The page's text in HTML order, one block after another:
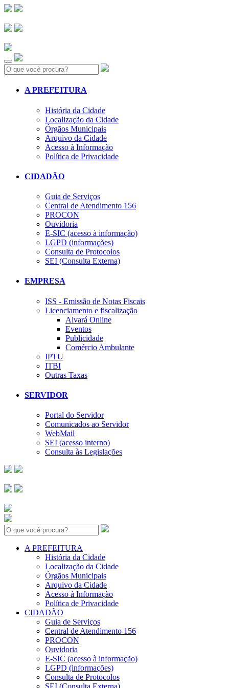
Search:
A PREFEITURA
História da Cidade
Localização da Cidade
Órgãos Municipais
Arquivo da Cidade
Acesso à Informação
Política de Privacidade
CIDADÃO
Guia de Serviços
Central de Atendimento 156
PROCON
Ouvidoria
E-SIC (acesso à informação)
LGPD (informações)
Consulta de Protocolos
SEI (Consulta Externa)
EMPRESA
ISS - Emissão de Notas Fiscais
Licenciamento e fiscalização
Alvará Online
Eventos
Publicidade
Comércio Ambulante
IPTU
ITBI
Outras Taxas
SERVIDOR
Portal do Servidor
Comunicados ao Servidor
WebMail
SEI (acesso interno)
Consulta às Legislações
Search:
A PREFEITURA
História da Cidade
Localização da Cidade
Órgãos Municipais
Arquivo da Cidade
Acesso à Informação
Política de Privacidade
CIDADÃO
Guia de Serviços
Central de Atendimento 156
PROCON
Ouvidoria
E-SIC (acesso à informação)
LGPD (informações)
Consulta de Protocolos